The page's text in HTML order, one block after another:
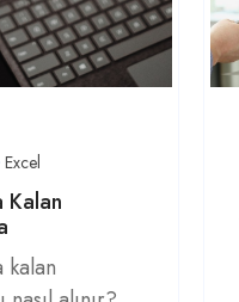
Excel
Kalan
kalan